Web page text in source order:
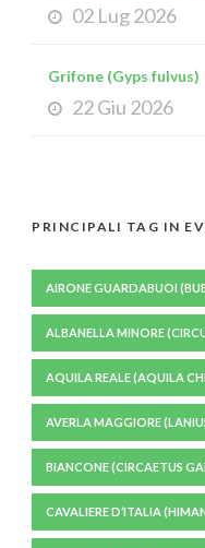
02 Lug 2026
Grifone (Gyps fulvus)
22 Giu 2026
PRINCIPALI TAG IN
AIRONE GUARDABUOI
ALBANELLA MINORE
AQUILA REALE (AQUILA
AVERLA MAGGIORE
BIANCONE (CIRCAETUS
CAVALIERE D’ITALIA